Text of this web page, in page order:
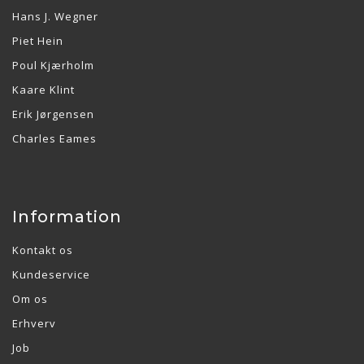
Hans J. Wegner
Piet Hein
Poul Kjærholm
Kaare Klint
Erik Jørgensen
Charles Eames
Information
Kontakt os
Kundeservice
Om os
Erhverv
Job